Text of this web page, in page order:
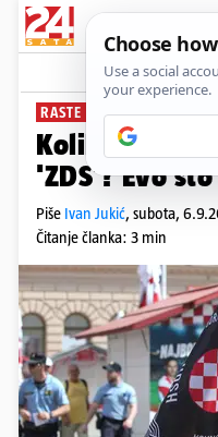
RASTE LI DOMOLJUBLJE
Koliko Hrvata
'ZDS'? Evo
Piše Ivan Jukić, subota,
Čitanje članka: 3 min